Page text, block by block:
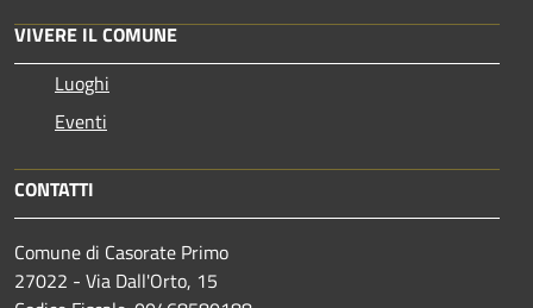
VIVERE IL COMUNE
Luoghi
Eventi
CONTATTI
Comune di Casorate Primo
27022 - Via Dall'Orto, 15